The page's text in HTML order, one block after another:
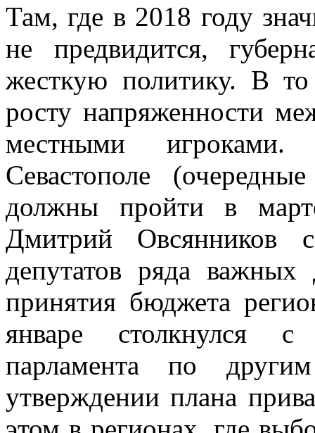
Там, где в 2018 году
не предвидится,
жесткую политику. В
росту напряженности
местными игроками.
Севастополе
должны пройти в
Дмитрий Овсянников
депутатов ряда
принятия бюджета
январе столкнулся с
парламента по
утверждении плана